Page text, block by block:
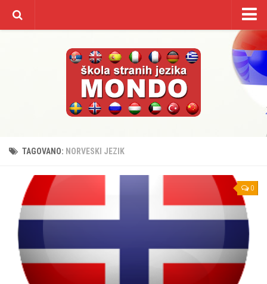
Kontakt
TAGOVANO: NORVESKI JEZIK
0